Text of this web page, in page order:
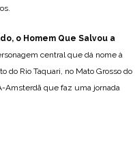
o Homem Que Salvou a
central que dá nome à
do Rio Taquari, no Mato Grosso do
Amsterdã que faz uma jornada